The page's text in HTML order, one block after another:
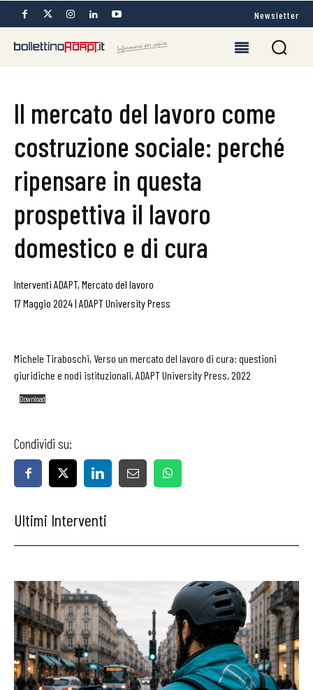
Newsletter
Il mercato del lavoro come
costruzione sociale: perché
ripensare in questa
prospettiva il lavoro
domestico e di cura
Interventi ADAPT, Mercato del lavoro
17 Maggio 2024| ADAPT University Press
Michele Tiraboschi, Verso un mercato del lavoro di cura: questioni
giuridiche e nodi istituzionali, ADAPT University Press, 2022
Download
Condividi su:
Ultimi Interventi